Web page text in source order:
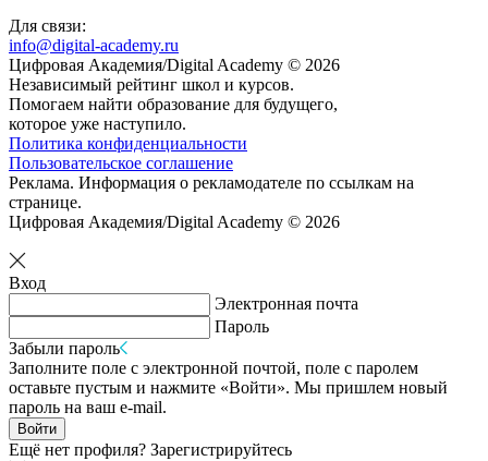
Для связи:
info@digital-academy.ru
Цифровая Академия/Digital Academy © 2026
Независимый рейтинг школ и курсов.
Помогаем найти образование для будущего,
которое уже наступило.
Политика конфиденциальности
Пользовательское соглашение
Реклама. Информация о рекламодателе по ссылкам на
странице.
Цифровая Академия/Digital Academy © 2026
Вход
Электронная почта
Пароль
Забыли пароль
Заполните поле с электронной почтой, поле с паролем
оставьте пустым и нажмите «Войти». Мы пришлем новый
пароль на ваш e-mail.
Войти
Ещё нет профиля? Зарегистрируйтесь